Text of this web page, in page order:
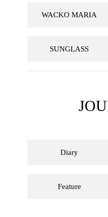
WACKO MARIA
SUNGLASS
Diary
Feature